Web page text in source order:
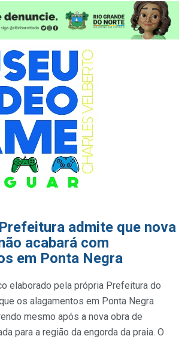
admite que nova
acabará com
em Ponta Negra
elaborado pela própria Prefeitura do
os alagamentos em Ponta Negra
mesmo após a nova obra de
para a região da engorda da praia. O